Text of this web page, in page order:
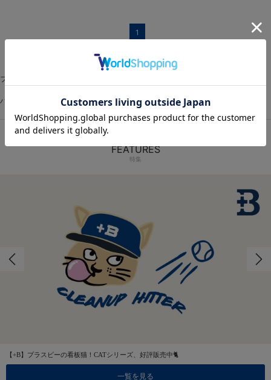
1
フェイスタオル
ハンドタオル ネックタオル スポーツタオル タオル：その他
FEATURES
特集
【+B】プラスビーの看板猫！CATシリーズ、好評販売中🐈
一覧を見る